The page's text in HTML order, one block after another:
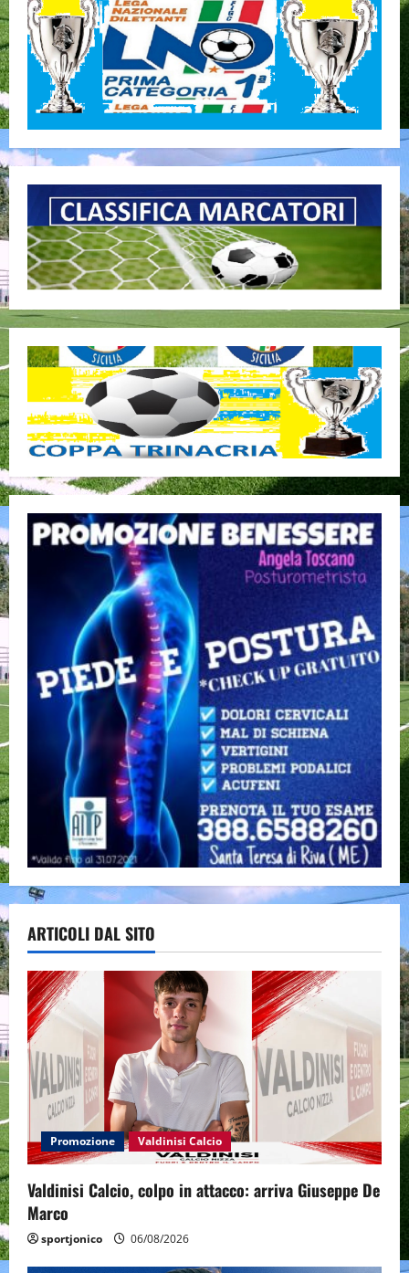
ARTICOLI DAL SITO
Promozione Valdinisi Calcio
Valdinisi Calcio, colpo in attacco: arriva Giuseppe De
Marco
sportjonico 06/08/2026